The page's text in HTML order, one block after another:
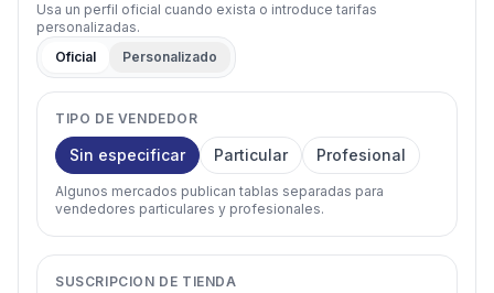
Usa un perfil oficial cuando exista o introduce tarifas
personalizadas.
Oficial
Personalizado
TIPO DE VENDEDOR
Sin especificar Particular Profesional
Algunos mercados publican tablas separadas para
vendedores particulares y profesionales.
SUSCRIPCION DE TIENDA